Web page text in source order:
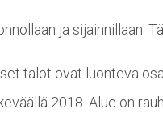
ja sijainnillaan.
talot ovat luonteva
2018. Alue on